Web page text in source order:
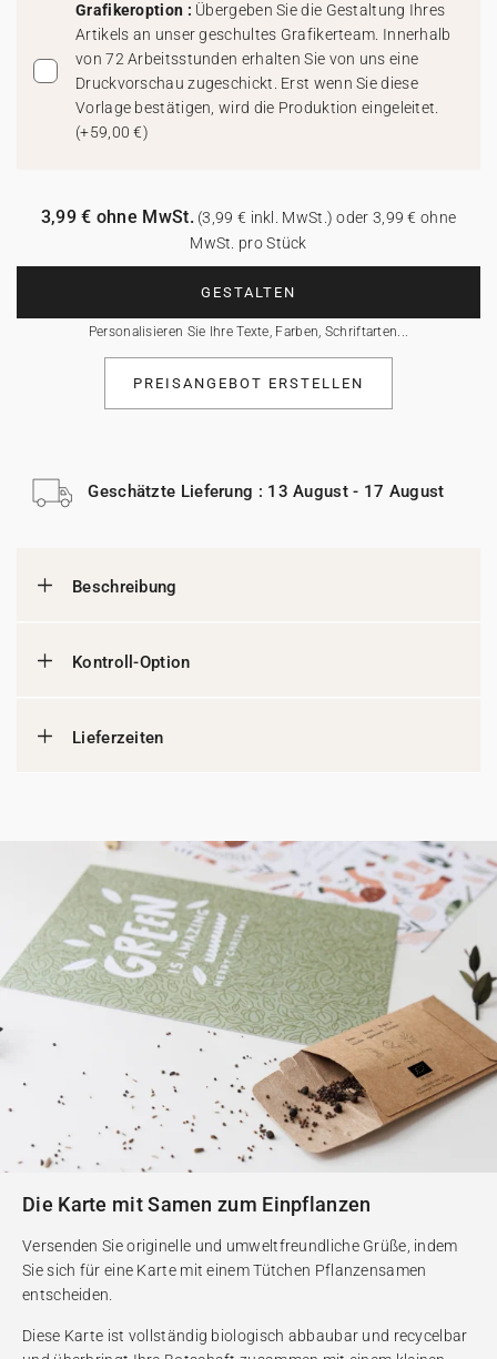
Grafikeroption : Übergeben Sie die Gestaltung Ihres
Artikels an unser geschultes Grafikerteam. Innerhalb
von 72 Arbeitsstunden erhalten Sie von uns eine
Druckvorschau zugeschickt. Erst wenn Sie diese
Vorlage bestätigen, wird die Produktion eingeleitet.
(+59,00 €)
GESTALTEN
Personalisieren Sie Ihre Texte, Farben, Schriftarten...
3,99 € ohne MwSt.(3,99 € inkl. MwSt.) oder 3,99 € ohne
MwSt. pro Stück
PREISANGEBOT ERSTELLEN
Geschätzte Lieferung : 13 August - 17 August
Beschreibung
Kontroll-Option
Lieferzeiten
Die Karte mit Samen zum Einpflanzen
Versenden Sie originelle und umweltfreundliche Grüße, indem
Sie sich für eine Karte mit einem Tütchen Pflanzensamen
entscheiden.
Diese Karte ist vollständig biologisch abbaubar und recycelbar